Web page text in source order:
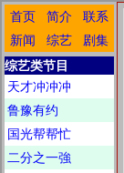
首页 简介
联系
新闻
综艺
剧集
综艺类节目
天才冲冲冲
鲁豫有约
国光帮帮忙
二分之一強